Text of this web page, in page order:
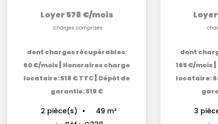
Loyer 578 €/mois
charges comprises
dont charges récupérables:
60 €/mois| Honoraires charge
locataire: 518 € TTC| Dépôt de
garantie: 518 €
2 pièce(s) 49 m²
dont
165 €/mois|
locataire:
3